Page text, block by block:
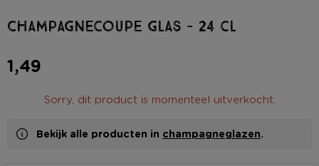
Champagnecoupe glas - 24 cl
1,49
Sorry, dit product is momenteel uitverkocht.
Bekijk alle producten in champagneglazen.